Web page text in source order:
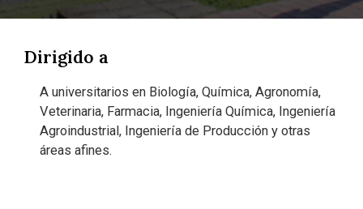
Dirigido a
A universitarios en Biología, Química, Agronomía,
Veterinaria, Farmacia, Ingeniería Química, Ingeniería
Agroindustrial, Ingeniería de Producción y otras
áreas afines.